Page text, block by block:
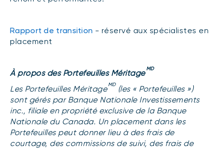
Rapport de transition - réservé aux spécialistes en
placement
À propos des Portefeuilles Méritage MD
Les Portefeuilles Méritage MD
(les « Portefeuilles »)
sont gérés par Banque Nationale Investissements
inc., filiale en propriété exclusive de la Banque
Nationale du Canada. Un placement dans les
Portefeuilles peut donner lieu à des frais de
courtage, des commissions de suivi, des frais de